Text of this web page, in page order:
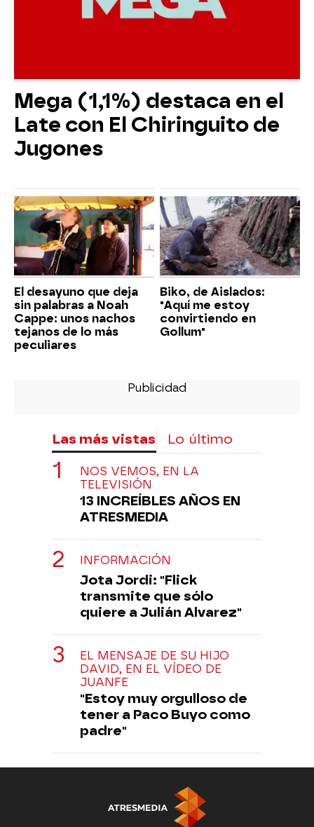
Mega (1,1%) destaca en el
Late con El Chiringuito de
Jugones
El desayuno que deja
sin palabras a Noah
Cappe: unos nachos
tejanos de lo más
peculiares
Biko, de Aislados:
"Aquí me estoy
convirtiendo en
Gollum"
Las más vistas Lo último
NOS VEMOS, EN LA
TELEVISIÓN
13 INCREÍBLES AÑOS EN
ATRESMEDIA
INFORMACIÓN
Jota Jordi: "Flick
transmite que sólo
quiere a Julián Alvarez"
EL MENSAJE DE SU HIJO
DAVID, EN EL VÍDEO DE
JUANFE
"Estoy muy orgulloso de
tener a Paco Buyo como
padre"